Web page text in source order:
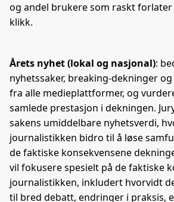
og andel brukere som raskt
klikk.
Årets nyhet (lokal og nasjonal):
nyhetssaker, breaking-dekninger
fra alle medieplattformer, og
samlede prestasjon i dekningen.
sakens umiddelbare nyhetsverdi,
journalistikken bidro til å løse
de faktiske konsekvensene
vil fokusere spesielt på de faktiske
journalistikken, inkludert hvorvidt
til bred debatt, endringer i praksis,